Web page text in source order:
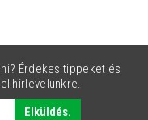
Érdekes tippeket és
hírlevelünkre.
Elküldés.